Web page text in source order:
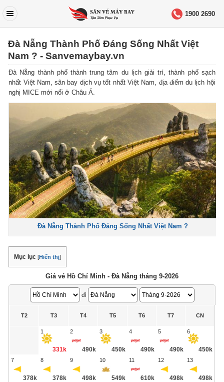
1900 2690
Đà Nẵng Thành Phố Đáng Sống Nhất Việt
Nam ? - Sanvemaybay.vn
Đà Nẵng thành phố thành trung tâm du lịch giải trí, thành phố sạch
nhất Việt Nam, sân bay dịch vụ tốt nhất Việt Nam, địa điểm du lịch hội
nghị MICE mới nổi ở Châu Á.
Đà Nẵng Thành Phố Đáng Sống Nhất Việt Nam ?
Mục lục [Hiển thị]
Giá vé Hồ Chí Minh - Đà Nẵng tháng 9-2026
đi
T2 T3 T4 T5 T6 T7 CN
1
331k
2
490k
3
450k
4
490k
5
490k
6
450k
7
378k
8
378k
9
498k
10
549k
11
610k
12
498k
13
498k